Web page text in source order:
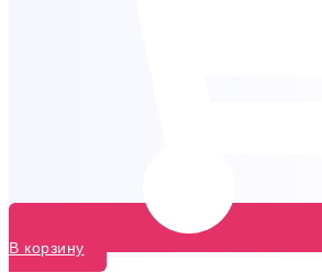
В корзину